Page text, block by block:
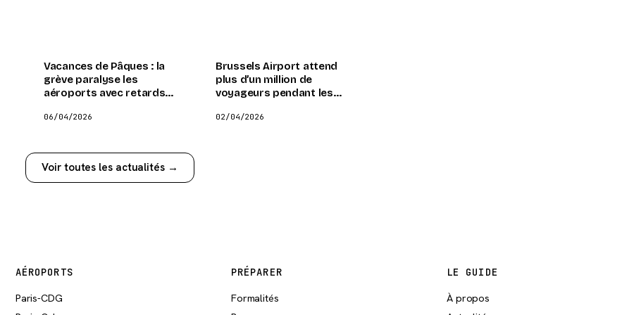
Vacances de Pâques : la
grève paralyse les
aéroports avec retards
vols
06/04/2026
Brussels Airport attend
plus d’un million de
voyageurs pendant les
communautés
02/04/2026
Voir toutes les actualités →
AÉROPORTS
Paris-CDG
PRÉPARER
Formalités
LE GUIDE
À propos